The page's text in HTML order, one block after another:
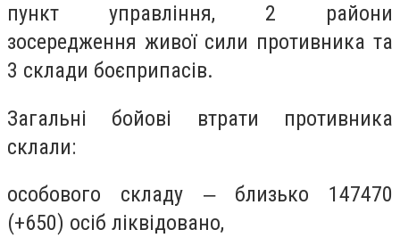
пункт управління, 2 райони
зосередження живої сили противника та
3 склади боєприпасів.
Загальні бойові втрати противника
склали:
особового складу ‒ близько 147470
(+650) осіб ліквідовано,